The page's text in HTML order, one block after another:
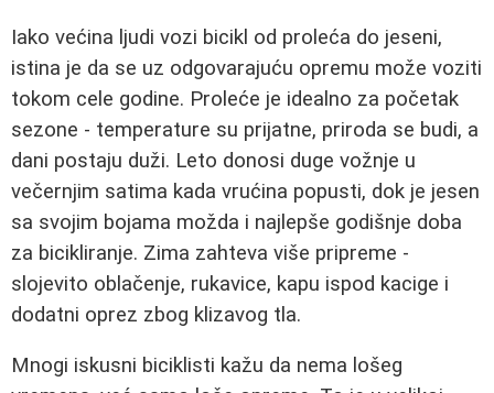
Iako većina ljudi vozi bicikl od proleća do jeseni,
istina je da se uz odgovarajuću opremu može voziti
tokom cele godine. Proleće je idealno za početak
sezone - temperature su prijatne, priroda se budi, a
dani postaju duži. Leto donosi duge vožnje u
večernjim satima kada vrućina popusti, dok je jesen
sa svojim bojama možda i najlepše godišnje doba
za bicikliranje. Zima zahteva više pripreme -
slojevito oblačenje, rukavice, kapu ispod kacige i
dodatni oprez zbog klizavog tla.
Mnogi iskusni biciklisti kažu da nema lošeg